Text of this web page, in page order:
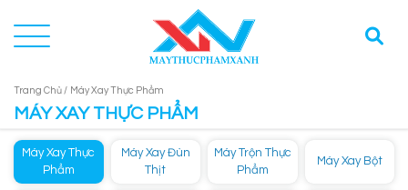
Trang Chủ / Máy Xay Thực Phẩm
MÁY XAY THỰC PHẨM
Máy Xay Thực
Phẩm
Máy Xay Đùn
Thịt
Máy Trộn Thực
Phẩm
Máy Xay Bột